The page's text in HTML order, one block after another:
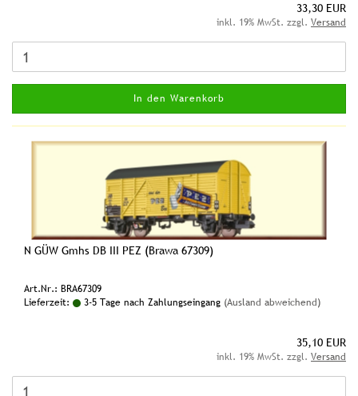
33,30 EUR
inkl. 19% MwSt. zzgl. Versand
In den Warenkorb
N GÜW Gmhs DB III PEZ (Brawa 67309)
Art.Nr.: BRA67309
Lieferzeit:
3-5 Tage nach Zahlungseingang (Ausland abweichend)
35,10 EUR
inkl. 19% MwSt. zzgl. Versand